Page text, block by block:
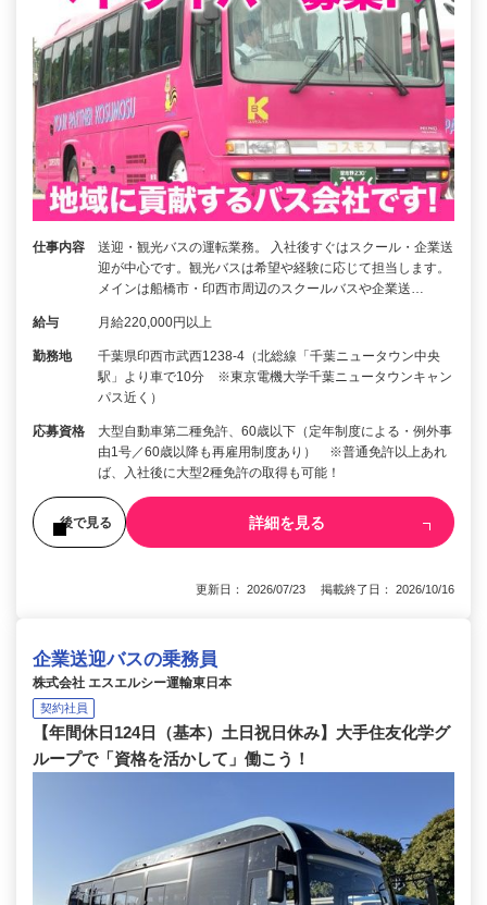
仕事内容
送迎・観光バスの運転業務。 入社後すぐはスクール・企業送
迎が中心です。観光バスは希望や経験に応じて担当します。
メインは船橋市・印西市周辺のスクールバスや企業送…
給与 月給220,000円以上
勤務地
千葉県印西市武西1238-4（北総線「千葉ニュータウン中央
駅」より車で10分 ※東京電機大学千葉ニュータウンキャン
パス近く）
応募資格
大型自動車第二種免許、60歳以下（定年制度による・例外事
由1号／60歳以降も再雇用制度あり） ※普通免許以上あれ
ば、入社後に大型2種免許の取得も可能！
後で見る 詳細を見る
更新日： 2026/07/23 掲載終了日： 2026/10/16
企業送迎バスの乗務員
株式会社 エスエルシー運輸東日本
契約社員
【年間休日124日（基本）土日祝日休み】大手住友化学グ
ループで「資格を活かして」働こう！